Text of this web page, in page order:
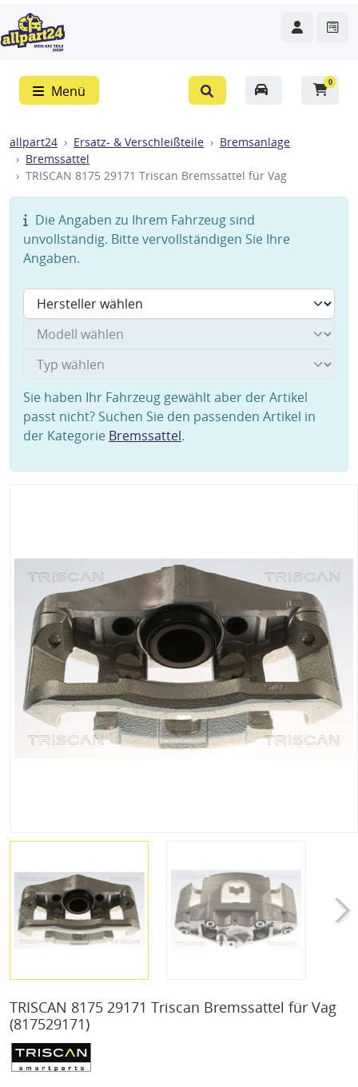
Menü
0
allpart24 Ersatz- & Verschleißteile
Bremsanlage
Bremssattel
TRISCAN 8175 29171 Triscan Bremssattel für Vag
Die Angaben zu Ihrem Fahrzeug sind
unvollständig. Bitte vervollständigen Sie Ihre
Angaben.
Sie haben Ihr Fahrzeug gewählt aber der Artikel
passt nicht? Suchen Sie den passenden Artikel in
der Kategorie Bremssattel.
TRISCAN 8175 29171 Triscan Bremssattel für Vag
(817529171)